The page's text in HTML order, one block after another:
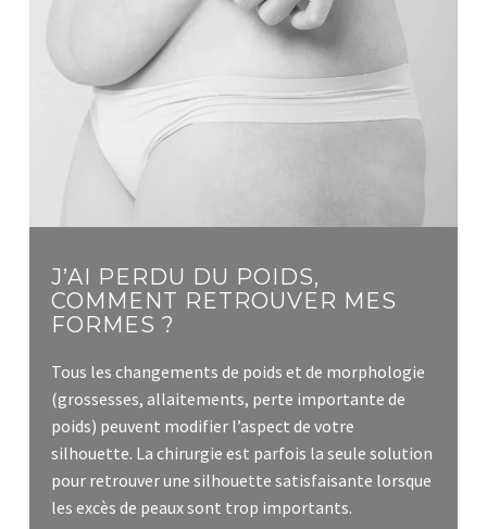
J’AI PERDU DU POIDS,
COMMENT RETROUVER MES
FORMES ?
Tous les changements de poids et de morphologie
(grossesses, allaitements, perte importante de
poids) peuvent modifier l’aspect de votre
silhouette. La chirurgie est parfois la seule solution
pour retrouver une silhouette satisfaisante lorsque
les excès de peaux sont trop importants.